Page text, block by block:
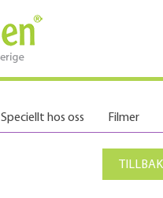
Speciellt hos oss Filmer